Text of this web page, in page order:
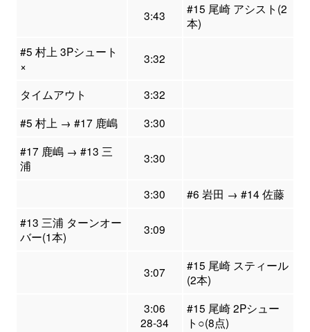
3:43
#15 尾崎 アシスト(2
本)
#5 村上 3Pシュート
×
3:32
タイムアウト
3:32
#5 村上 → #17 鹿嶋
3:30
#17 鹿嶋 → #13 三
浦
3:30
3:30
#6 岩田 → #14 佐藤
#13 三浦 ターンオー
バー(1本)
3:09
3:07
#15 尾崎 スティール
(2本)
3:06
28-34
#15 尾崎 2Pシュー
ト○(8点)